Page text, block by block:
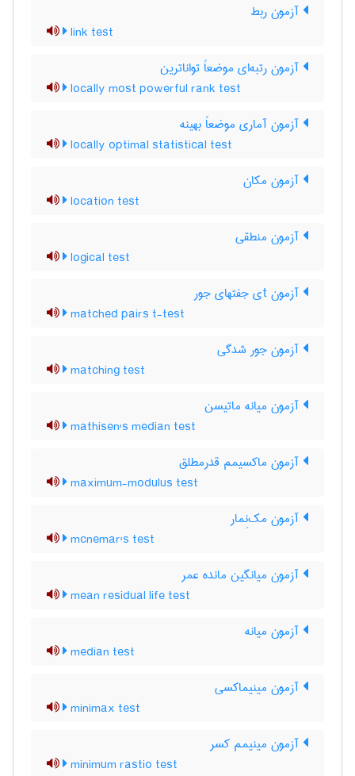
آزمون ربط
link test
آزمون رتبه‌ای موضعاً تواناترین
locally most powerful rank test
آزمون آماری موضعاً بهینه
locally optimal statistical test
آزمون مکان
location test
آزمون منطقی
logical test
آزمون tی جفتهای جور
matched pairs t-test
آزمون جور شدگی
matching test
آزمون میانه ماتیسن
mathisen's median test
آزمون ماکسیمم قدرمطلق
maximum-modulus test
آزمون مک‌نِمار
mcnemar's test
آزمون میانگین مانده عمر
mean residual life test
آزمون میانه
median test
آزمون مینیماکسی
minimax test
آزمون مینیمم کسر
minimum rastio test